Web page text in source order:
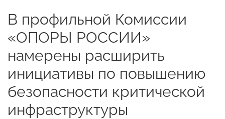
В профильной Комиссии
«ОПОРЫ РОССИИ»
намерены расширить
инициативы по повышению
безопасности критической
инфраструктуры